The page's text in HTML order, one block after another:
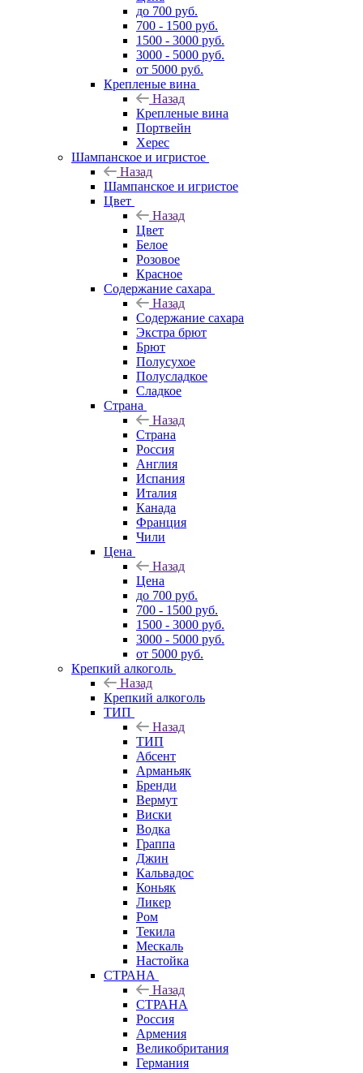
до 700 руб.
700 - 1500 руб.
1500 - 3000 руб.
3000 - 5000 руб.
от 5000 руб.
Крепленые вина
Назад
Крепленые вина
Портвейн
Херес
Шампанское и игристое
Назад
Шампанское и игристое
Цвет
Назад
Цвет
Белое
Розовое
Красное
Содержание сахара
Назад
Содержание сахара
Экстра брют
Брют
Полусухое
Полусладкое
Сладкое
Страна
Назад
Страна
Россия
Англия
Испания
Италия
Канада
Франция
Чили
Цена
Назад
Цена
до 700 руб.
700 - 1500 руб.
1500 - 3000 руб.
3000 - 5000 руб.
от 5000 руб.
Крепкий алкоголь
Назад
Крепкий алкоголь
ТИП
Назад
ТИП
Абсент
Арманьяк
Бренди
Вермут
Виски
Водка
Граппа
Джин
Кальвадос
Коньяк
Ликер
Ром
Текила
Мескаль
Настойка
СТРАНА
Назад
СТРАНА
Россия
Армения
Великобритания
Германия